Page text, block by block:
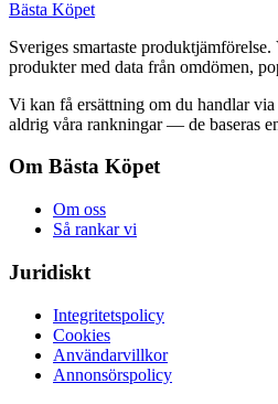
Bästa Köpet
Sveriges smartaste
produkter med data från omdömen,
Vi kan få ersättning om du handlar
aldrig våra rankningar — de baseras
Om Bästa Köpet
Om oss
Så rankar vi
Juridiskt
Integritetspolicy
Cookies
Användarvillkor
Annonsörspolicy